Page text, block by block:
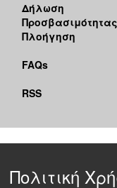
Δήλωση
Προσβασιμότητας
Πλοήγηση
FAQs
RSS
Πολιτική